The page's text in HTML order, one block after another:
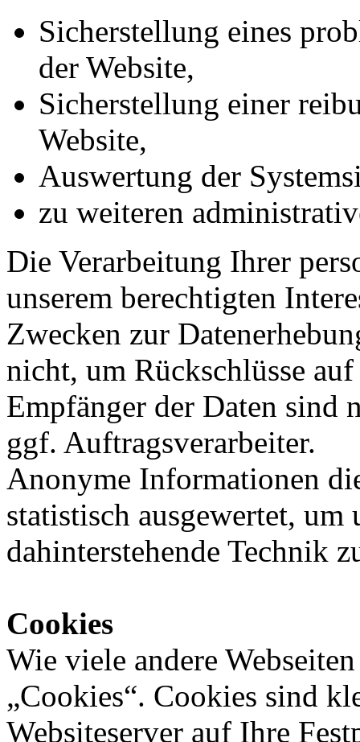
Sicherstellung eines
der Website,
Sicherstellung einer
Website,
Auswertung der
zu weiteren
Die Verarbeitung Ihrer
unserem berechtigten
Zwecken zur
nicht, um Rückschlüsse
Empfänger der Daten sind
ggf. Auftragsverarbeiter.
Anonyme Informationen
statistisch ausgewertet,
dahinterstehende Technik
Cookies
Wie viele andere
„Cookies“. Cookies sind
Websiteserver auf Ihre